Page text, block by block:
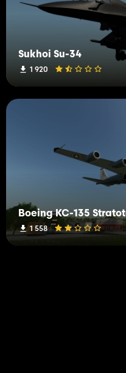
Sukhoi Su-34
1 920
Boeing KC-135
1 558